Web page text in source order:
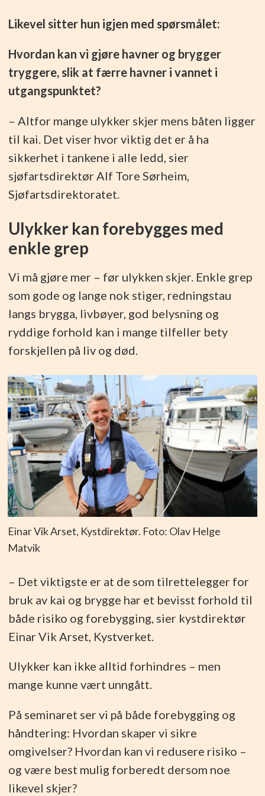
Likevel sitter hun igjen med spørsmålet:
Hvordan kan vi gjøre havner og brygger
tryggere, slik at færre havner i vannet i
utgangspunktet?
– Altfor mange ulykker skjer mens båten ligger
til kai. Det viser hvor viktig det er å ha
sikkerhet i tankene i alle ledd, sier
sjøfartsdirektør Alf Tore Sørheim,
Sjøfartsdirektoratet.
Ulykker kan forebygges med
enkle grep
Vi må gjøre mer – før ulykken skjer. Enkle grep
som gode og lange nok stiger, redningstau
langs brygga, livbøyer, god belysning og
ryddige forhold kan i mange tilfeller bety
forskjellen på liv og død.
Einar Vik Arset, Kystdirektør. Foto: Olav Helge
Matvik
– Det viktigste er at de som tilrettelegger for
bruk av kai og brygge har et bevisst forhold til
både risiko og forebygging, sier kystdirektør
Einar Vik Arset, Kystverket.
Ulykker kan ikke alltid forhindres – men
mange kunne vært unngått.
På seminaret ser vi på både forebygging og
håndtering: Hvordan skaper vi sikre
omgivelser? Hvordan kan vi redusere risiko –
og være best mulig forberedt dersom noe
likevel skjer?